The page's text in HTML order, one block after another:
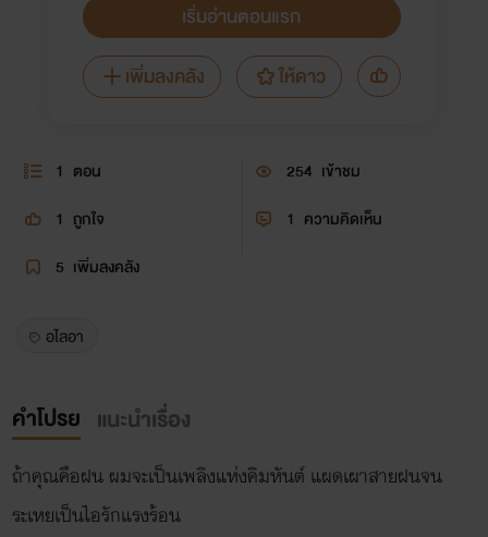
เริ่มอ่านตอนแรก
เพิ่มลงคลัง
ให้ดาว
1 ตอน 254 เข้าชม
1 ถูกใจ 1 ความคิดเห็น
5 เพิ่มลงคลัง
อไลอา
คำโปรย แนะนำเรื่อง
ถ้าคุณคือฝน ผมจะเป็นเพลิงแห่งคิมหันต์ แผดเผาสายฝนจน
ระเหยเป็นไอรักแรงร้อน